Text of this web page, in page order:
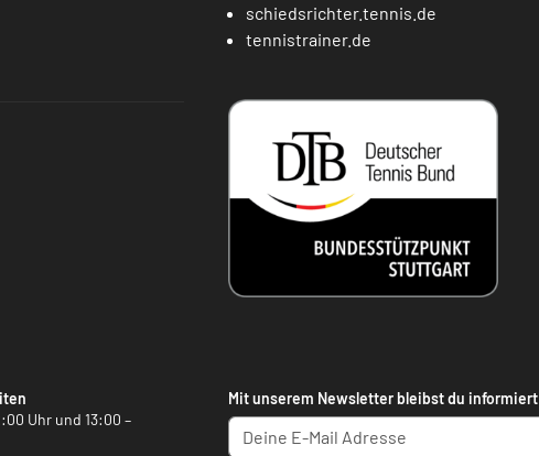
schiedsrichter.tennis.de
tennistrainer.de
Uhr und 13:00 –
Mit unserem Newsletter bleibst du informiert